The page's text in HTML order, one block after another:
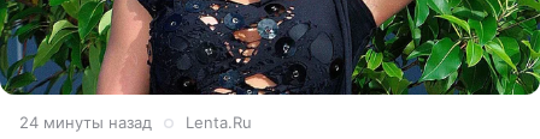
24 минуты назад Lenta.Ru